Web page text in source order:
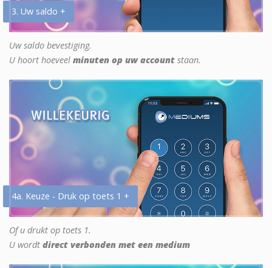
3. Uw saldo +
Uw saldo bevestiging.
U hoort hoeveel minuten op uw account staan.
4a. Keuze - Druk op toets 1 +
Of u drukt op toets 1.
U wordt direct verbonden met een medium